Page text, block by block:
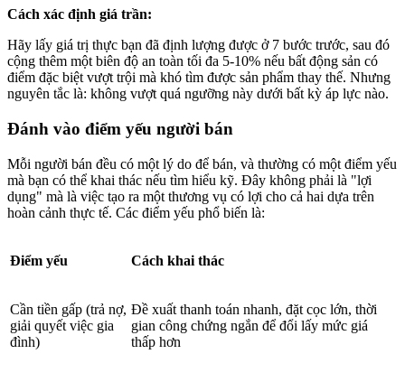
Cách xác định giá trần:
Hãy lấy giá trị thực bạn đã định lượng được ở 7 bước trước, sau đó
cộng thêm một biên độ an toàn tối đa 5-10% nếu bất động sản có
điểm đặc biệt vượt trội mà khó tìm được sản phẩm thay thế. Nhưng
nguyên tắc là: không vượt quá ngưỡng này dưới bất kỳ áp lực nào.
Đánh vào điểm yếu người bán
Mỗi người bán đều có một lý do để bán, và thường có một điểm yếu
mà bạn có thể khai thác nếu tìm hiểu kỹ. Đây không phải là "lợi
dụng" mà là việc tạo ra một thương vụ có lợi cho cả hai dựa trên
hoàn cảnh thực tế. Các điểm yếu phổ biến là:
Điểm yếu Cách khai thác
Cần tiền gấp (trả nợ,
giải quyết việc gia
đình)
Đề xuất thanh toán nhanh, đặt cọc lớn, thời
gian công chứng ngắn để đổi lấy mức giá
thấp hơn